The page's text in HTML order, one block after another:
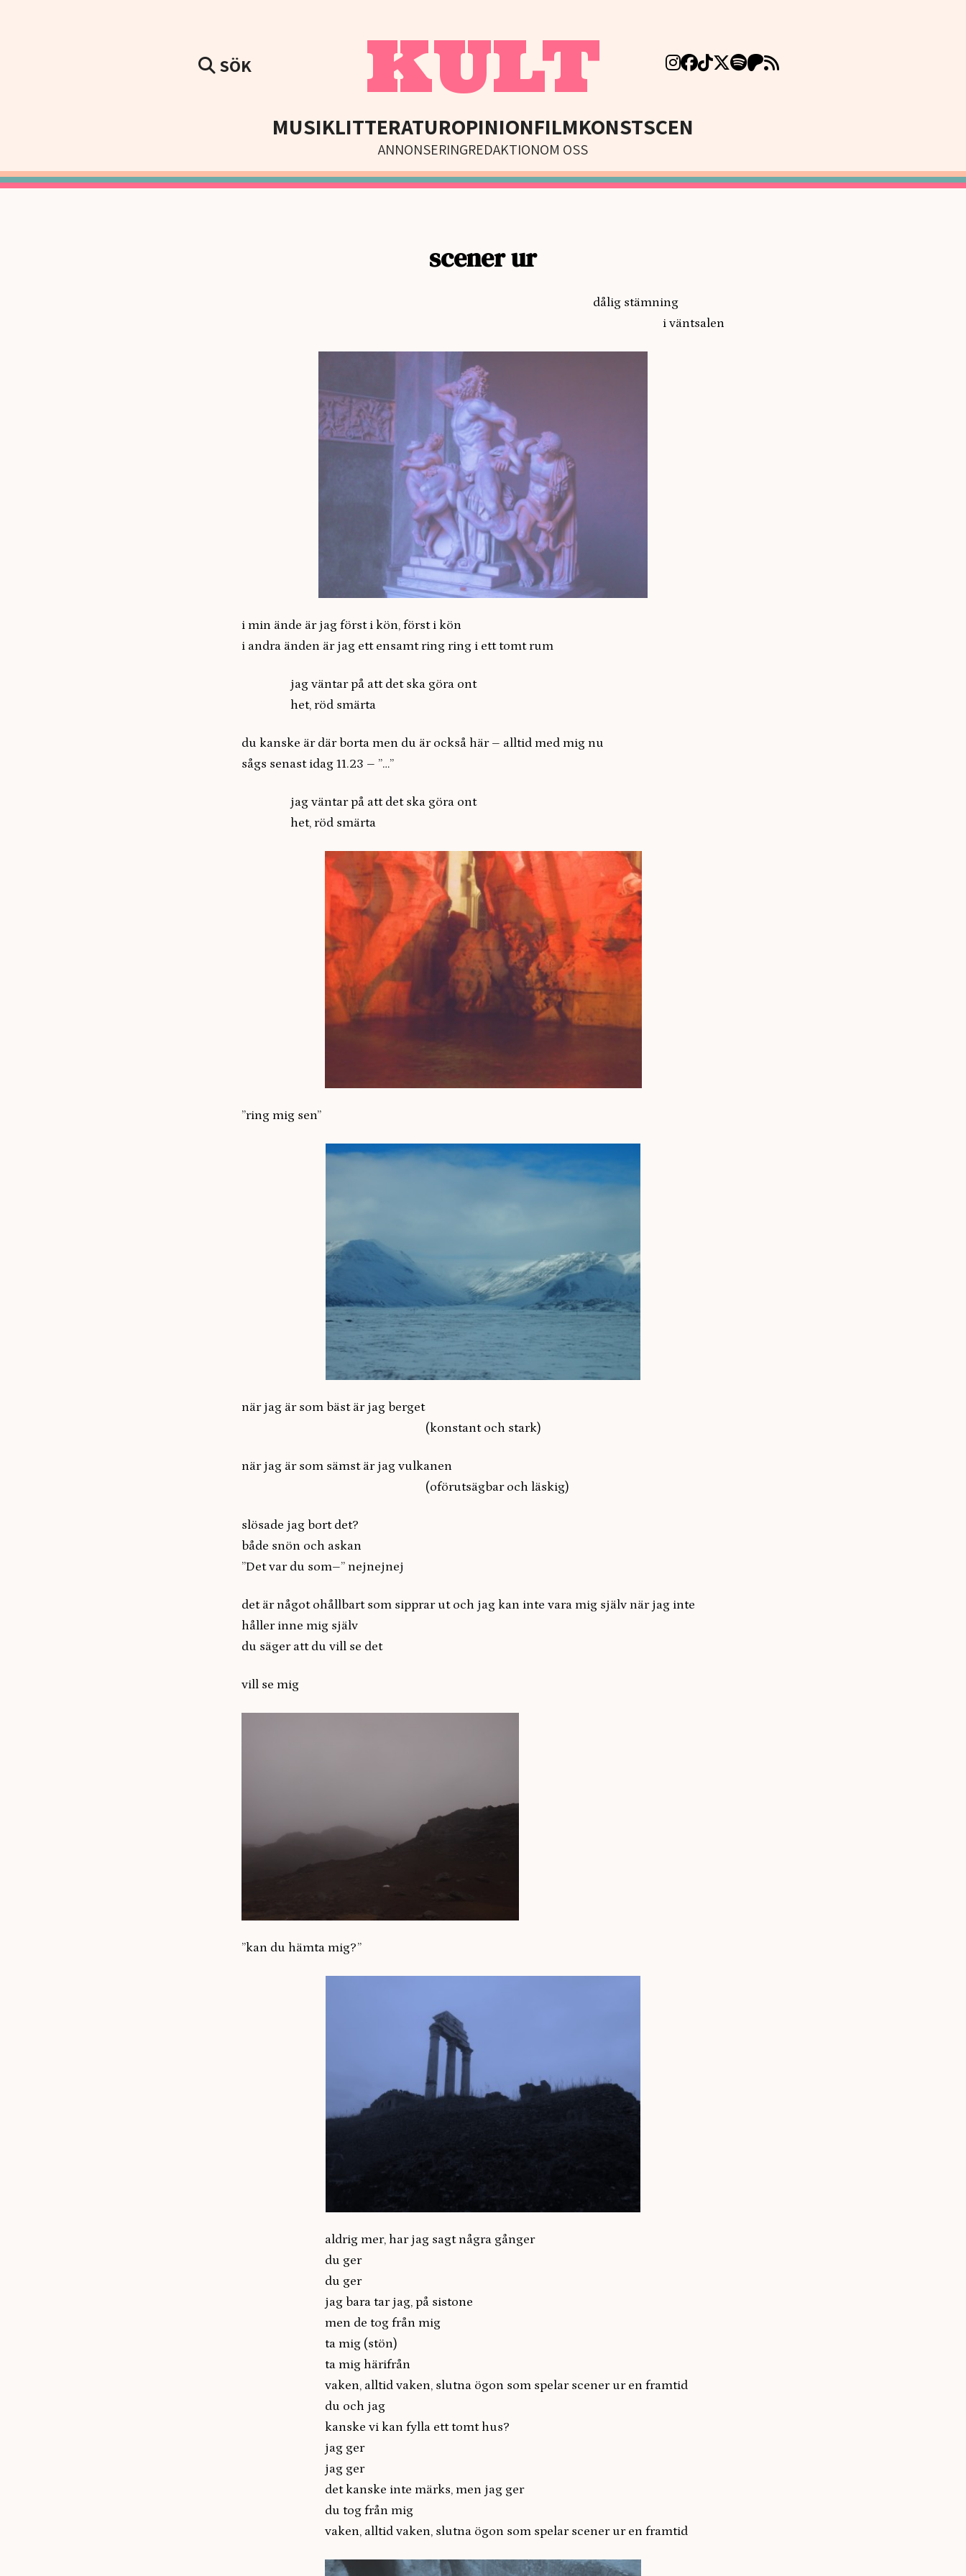
SÖK KULT
MUSIKLITTERATUROPINIONFILMKONSTSCEN
ANNONSERINGREDAKTIONOM OSS
scener ur
dålig stämning
i väntsalen
i min ände är jag först i kön, först i kön
i andra änden är jag ett ensamt ring ring i ett tomt rum
jag väntar på att det ska göra ont
het, röd smärta
du kanske är där borta men du är också här – alltid med mig nu
sågs senast idag 11.23 – ”…”
jag väntar på att det ska göra ont
het, röd smärta
”ring mig sen”
när jag är som bäst är jag berget
(konstant och stark)
när jag är som sämst är jag vulkanen
(oförutsägbar och läskig)
slösade jag bort det?
både snön och askan
”Det var du som–” nejnejnej
det är något ohållbart som sipprar ut och jag kan inte vara mig själv när jag inte
håller inne mig själv
du säger att du vill se det
vill se mig
”kan du hämta mig?”
aldrig mer, har jag sagt några gånger
du ger
du ger
jag bara tar jag, på sistone
men de tog från mig
ta mig (stön)
ta mig härifrån
vaken, alltid vaken, slutna ögon som spelar scener ur en framtid
du och jag
kanske vi kan fylla ett tomt hus?
jag ger
jag ger
det kanske inte märks, men jag ger
du tog från mig
vaken, alltid vaken, slutna ögon som spelar scener ur en framtid